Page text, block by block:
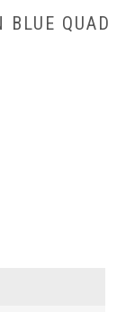
BLUE QUAD